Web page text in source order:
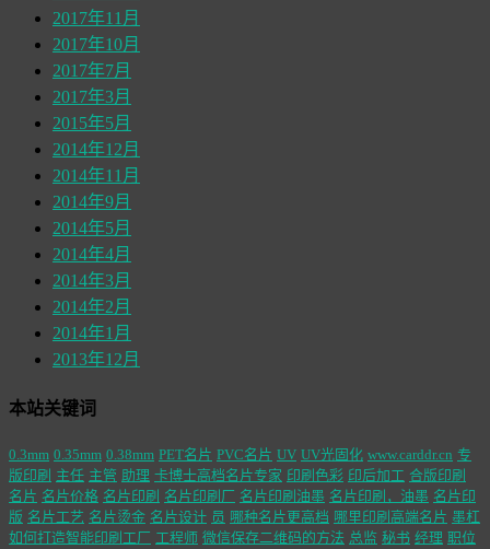
2017年11月
2017年10月
2017年7月
2017年3月
2015年5月
2014年12月
2014年11月
2014年9月
2014年5月
2014年4月
2014年3月
2014年2月
2014年1月
2013年12月
本站关键词
0.3mm 0.35mm 0.38mm PET名片 PVC名片 UV UV光固化 www.carddr.cn 专
版印刷 主任 主管 助理 卡博士高档名片专家 印刷色彩 印后加工 合版印刷
名片 名片价格 名片印刷 名片印刷厂 名片印刷油墨 名片印刷，油墨 名片印
版 名片工艺 名片烫金 名片设计 员 哪种名片更高档 哪里印刷高端名片 墨杠
如何打造智能印刷工厂 工程师 微信保存二维码的方法 总监 秘书 经理 职位